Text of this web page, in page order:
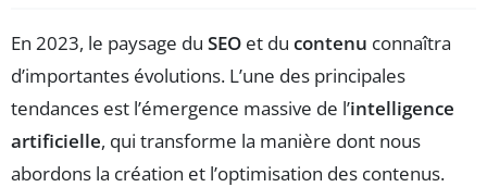
En 2023, le paysage du SEO et du contenu connaîtra
d’importantes évolutions. L’une des principales
tendances est l’émergence massive de l’intelligence
artificielle, qui transforme la manière dont nous
abordons la création et l’optimisation des contenus.